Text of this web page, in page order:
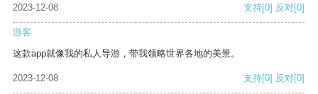
2023-12-08 支持[0] 反对[0]
游客
这款app就像我的私人导游，带我领略世界各地的美景。
2023-12-08 支持[0] 反对[0]